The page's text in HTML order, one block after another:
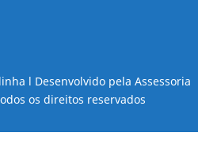
l Desenvolvido pela Assessoria
os direitos reservados